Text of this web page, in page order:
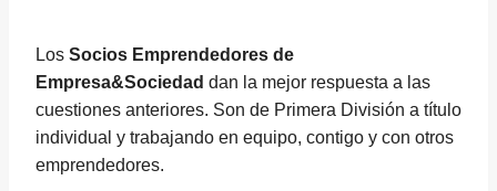
Los Socios Emprendedores de
Empresa&Sociedad dan la mejor respuesta a las
cuestiones anteriores. Son de Primera División a título
individual y trabajando en equipo, contigo y con otros
emprendedores.